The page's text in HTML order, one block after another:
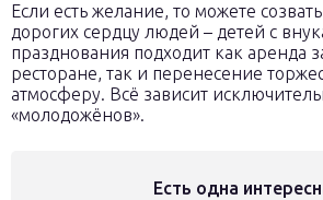
Если есть желание, то можете
дорогих сердцу людей – детей с
празднования подходит как аренда
ресторане, так и перенесение
атмосферу. Всё зависит
«молодожёнов».
Есть одна